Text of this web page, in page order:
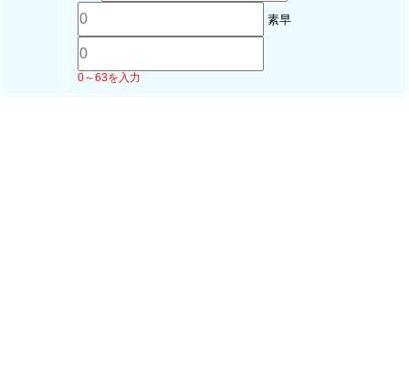
素早
0～63を入力